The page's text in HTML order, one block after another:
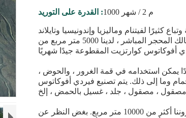
القدرة على التوريد : 1000 م 2 / شهر
كثيرًا لفيتنام وماليزيا وإندونيسيا وتايلاند
وأستراليا وألمانيا والولايات المتحدة الأمريكية وما إلى ذلك. بصفتنا مالك المحجر المباشر ، لدينا 5000 متر مربع من
يمكن استخدامه في قمة الغرور ، والحوض ،
وما إلى ذلك. يتم تصنيع فيردي أفوكاتوس
حتى الآن ، تبلغ كمية ألواح الكوارتز فيردي أفوكاتوس في مخزوننا أكثر من 10000 متر مربع. بغض النظر عن